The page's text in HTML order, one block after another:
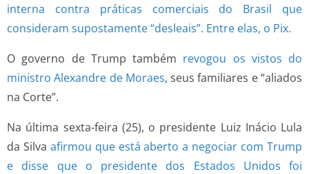
interna contra práticas comerciais do Brasil que
consideram supostamente “desleais”. Entre elas, o Pix.
O governo de Trump também revogou os vistos do
ministro Alexandre de Moraes, seus familiares e “aliados
na Corte”.
Na última sexta-feira (25), o presidente Luiz Inácio Lula
da Silva afirmou que está aberto a negociar com Trump
e disse que o presidente dos Estados Unidos foi